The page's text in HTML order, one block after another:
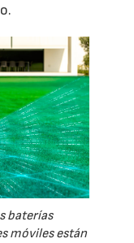
baterías
móviles están